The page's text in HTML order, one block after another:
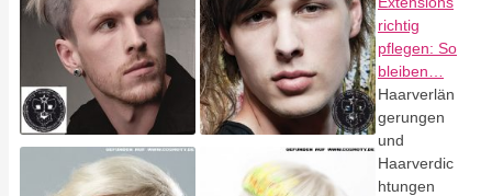
richtig
pflegen: So
bleiben…
Haarverlän
gerungen
und
Haarverdic
htungen